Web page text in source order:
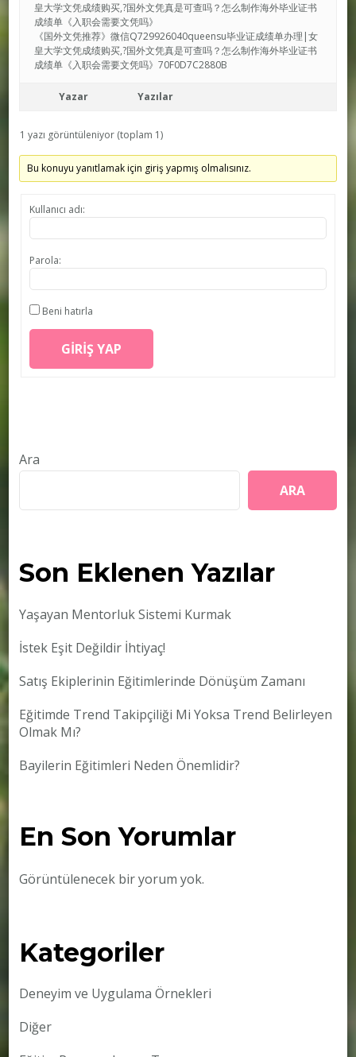
皇大学文凭成绩购买,?国外文凭真是可查吗？怎么制作海外毕业证书
成绩单《入职会需要文凭吗》
《国外文凭推荐》微信Q729926040queensu毕业证成绩单办理|女
皇大学文凭成绩购买,?国外文凭真是可查吗？怎么制作海外毕业证书
成绩单《入职会需要文凭吗》70F0D7C2880B
Yazar Yazılar
1 yazı görüntüleniyor (toplam 1)
Bu konuyu yanıtlamak için giriş yapmış olmalısınız.
Kullanıcı adı:
Parola:
Beni hatırla
GIRIŞ YAP
Ara
ARA
Son Eklenen Yazılar
Yaşayan Mentorluk Sistemi Kurmak
İstek Eşit Değildir İhtiyaç!
Satış Ekiplerinin Eğitimlerinde Dönüşüm Zamanı
Eğitimde Trend Takipçiliği Mi Yoksa Trend Belirleyen
Olmak Mı?
Bayilerin Eğitimleri Neden Önemlidir?
En Son Yorumlar
Görüntülenecek bir yorum yok.
Kategoriler
Deneyim ve Uygulama Örnekleri
Diğer